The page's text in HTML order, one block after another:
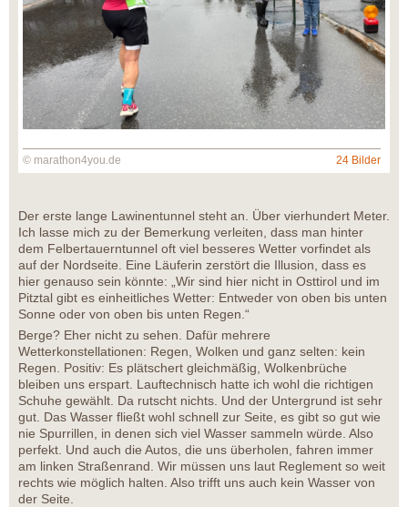
© marathon4you.de 24 Bilder
Der erste lange Lawinentunnel steht an. Über vierhundert Meter.
Ich lasse mich zu der Bemerkung verleiten, dass man hinter
dem Felbertauerntunnel oft viel besseres Wetter vorfindet als
auf der Nordseite. Eine Läuferin zerstört die Illusion, dass es
hier genauso sein könnte: „Wir sind hier nicht in Osttirol und im
Pitztal gibt es einheitliches Wetter: Entweder von oben bis unten
Sonne oder von oben bis unten Regen.“
Berge? Eher nicht zu sehen. Dafür mehrere
Wetterkonstellationen: Regen, Wolken und ganz selten: kein
Regen. Positiv: Es plätschert gleichmäßig, Wolkenbrüche
bleiben uns erspart. Lauftechnisch hatte ich wohl die richtigen
Schuhe gewählt. Da rutscht nichts. Und der Untergrund ist sehr
gut. Das Wasser fließt wohl schnell zur Seite, es gibt so gut wie
nie Spurrillen, in denen sich viel Wasser sammeln würde. Also
perfekt. Und auch die Autos, die uns überholen, fahren immer
am linken Straßenrand. Wir müssen uns laut Reglement so weit
rechts wie möglich halten. Also trifft uns auch kein Wasser von
der Seite.